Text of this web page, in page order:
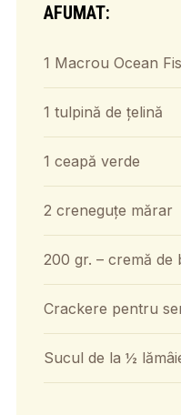
AFUMAT:
1 Macrou Ocean
1 tulpină de țelină
1 ceapă verde
2 creneguțe mărar
200 gr. – cremă de
Crackere pentru
Sucul de la ½